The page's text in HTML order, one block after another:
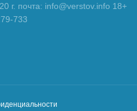
г. почта: info@verstov.info 18+
733